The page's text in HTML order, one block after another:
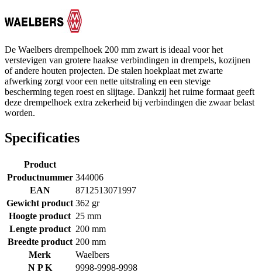
De Waelbers drempelhoek 200 mm zwart is ideaal voor het
verstevigen van grotere haakse verbindingen in drempels, kozijnen
of andere houten projecten. De stalen hoekplaat met zwarte
afwerking zorgt voor een nette uitstraling en een stevige
bescherming tegen roest en slijtage. Dankzij het ruime formaat geeft
deze drempelhoek extra zekerheid bij verbindingen die zwaar belast
worden.
Specificaties
Product
Productnummer 344006
EAN
8712513071997
Gewicht product 362 gr
Hoogte product 25 mm
Lengte product 200 mm
Breedte product 200 mm
Merk
Waelbers
N P K
9998-9998-9998